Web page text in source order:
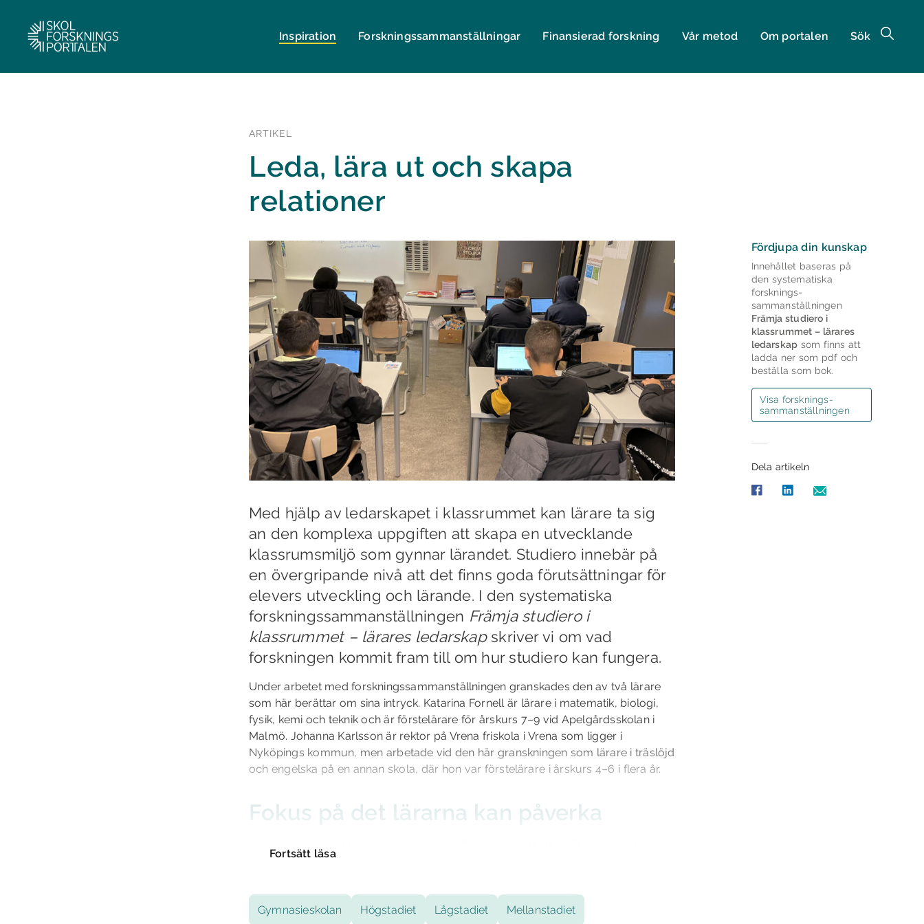
Inspiration Forsknings­sammanställningar Finansierad forskning Vår metod Om portalen Sök
ARTIKEL
Leda, lära ut och skapa
relationer
Med hjälp av ledarskapet i klassrummet kan lärare ta sig
an den komplexa uppgiften att skapa en utvecklande
klassrumsmiljö som gynnar lärandet. Studiero innebär på
en övergripande nivå att det finns goda förutsättningar för
elevers utveckling och lärande. I den systematiska
forskningssammanställningen Främja studiero i
klassrummet – lärares ledarskap skriver vi om vad
forskningen kommit fram till om hur studiero kan fungera.
Under arbetet med forskningssammanställningen granskades den av två lärare
som här berättar om sina intryck. Katarina Fornell är lärare i matematik, biologi,
fysik, kemi och teknik och är förstelärare för årskurs 7–9 vid Apelgårdsskolan i
Malmö. Johanna Karlsson är rektor på Vrena friskola i Vrena som ligger i
Nyköpings kommun, men arbetade vid den här granskningen som lärare i träslöjd
och engelska på en annan skola, där hon var förstelärare i årskurs 4–6 i flera år.
Fokus på det lärarna kan påverka
har ett bra format:
om det som lärarna kan påverka. Rapporten förtjänar uppmärksamhet i sin
helhet, och den är lätt att läsa. Jag uppskattar särskilt punktuppställningarna som
Fortsätt läsa
Gymnasieskolan Högstadiet Lågstadiet Mellanstadiet
Fördjupa din kunskap
Innehållet baseras på
den systematiska
forsknings­
sammanställningen
Främja studiero i
klassrummet – lärares
ledarskap som finns att
ladda ner som pdf och
beställa som bok.
Visa forsknings­
sammanställningen
Dela artikeln